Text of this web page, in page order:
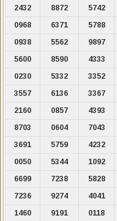
2432
8872 5742
0968
6371 5788
0938
5562 9897
5600
8590 4333
0230
5332 3352
3557
6136 3367
2160
0857 4393
8703
0604 7043
3691
5759 4232
0050
5344 1092
6699
7238 5828
7236
9274 4041
1460
9191 0118